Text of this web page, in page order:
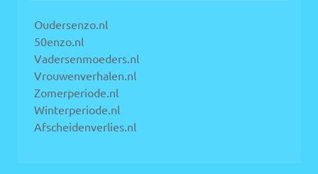
Oudersenzo.nl
50enzo.nl
Vadersenmoeders.nl
Vrouwenverhalen.nl
Zomerperiode.nl
Winterperiode.nl
Afscheidenverlies.nl